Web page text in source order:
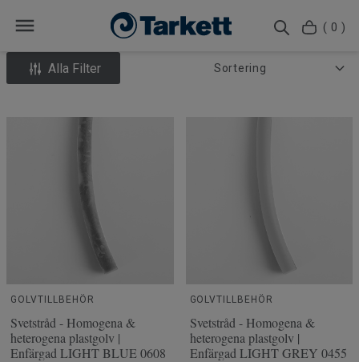
( 0 )
Alla Filter
GOLVTILLBEHÖR
Svetstråd - Homogena &
heterogena plastgolv |
Enfärgad LIGHT BLUE 0608
GOLVTILLBEHÖR
Svetstråd - Homogena &
heterogena plastgolv |
Enfärgad LIGHT GREY 0455